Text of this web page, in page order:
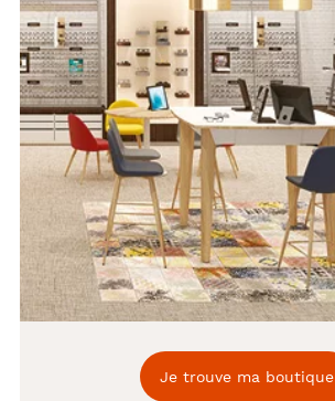
Je trouve ma boutique